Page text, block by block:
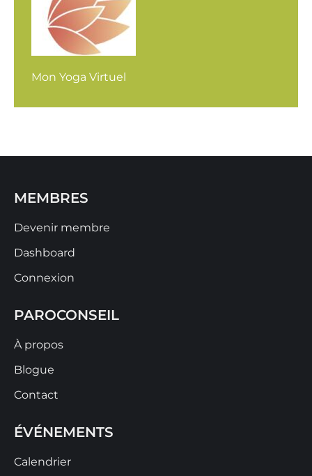
Mon Yoga Virtuel
MEMBRES
Devenir membre
Dashboard
Connexion
PAROCONSEIL
À propos
Blogue
Contact
ÉVÉNEMENTS
Calendrier